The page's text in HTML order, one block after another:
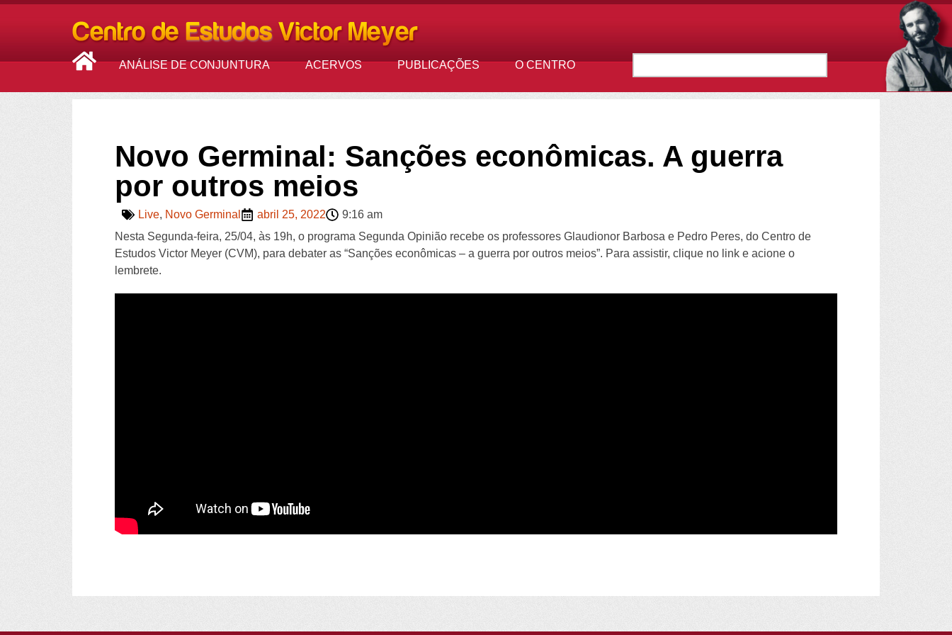
ANÁLISE DE CONJUNTURA ACERVOS PUBLICAÇÕES O CENTRO
Novo Germinal: Sanções econômicas. A guerra
por outros meios
Live, Novo Germinal abril 25, 2022
9:16 am
Nesta Segunda-feira, 25/04, às 19h, o programa Segunda Opinião recebe os professores Glaudionor Barbosa e Pedro Peres, do Centro de
Estudos Victor Meyer (CVM), para debater as “Sanções econômicas – a guerra por outros meios”. Para assistir, clique no link e acione o
lembrete.